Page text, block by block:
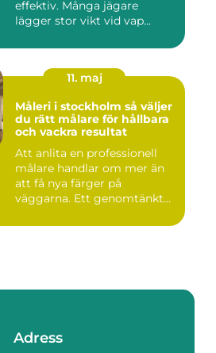
effektiv. Många jägare
lägger stor vikt vid vap...
11. maj
Måleri i stockholm så väljer
du rätt målare för hållbara
och vackra resultat
Att anlita en professionell
målare handlar om mer än
att få nya färger på
väggarna. Ett genomtänkt
Adress